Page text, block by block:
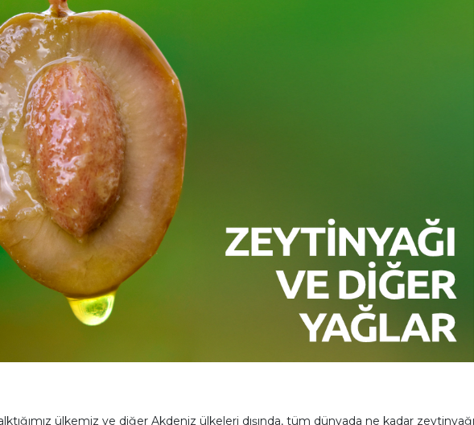
ülkemiz ve diğer Akdeniz ülkeleri dışında, tüm dünyada ne kadar zeytinyağı